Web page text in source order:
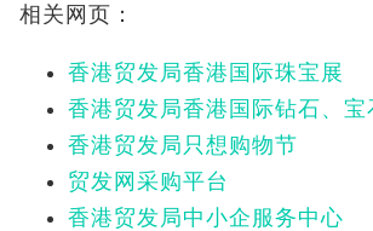
相关网页：
香港贸发局香港国际珠宝展
香港贸发局香港国际钻石、宝
香港贸发局只想购物节
贸发网采购平台
香港贸发局中小企服务中心